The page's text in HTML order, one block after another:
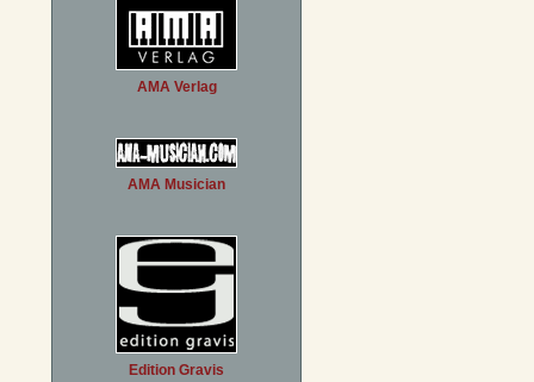
AMA Verlag
AMA Musician
Edition Gravis